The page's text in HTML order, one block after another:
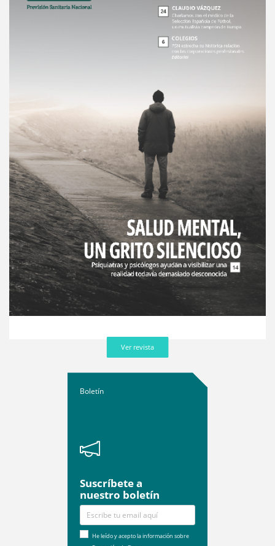
Ver revista
Boletín
Suscríbete a
nuestro boletín
He leído y acepto la información sobre